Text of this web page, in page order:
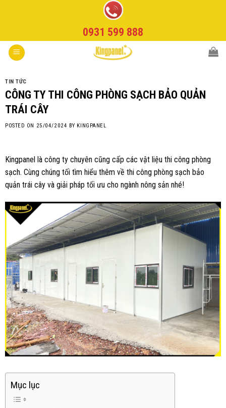
0931 599 888
TIN TỨC
CÔNG TY THI CÔNG PHÒNG SẠCH BẢO QUẢN
TRÁI CÂY
POSTED ON 25/04/2024 BY KINGPANEL
Kingpanel là công ty chuyên cũng cấp các vật liệu thi công phòng
sạch. Cùng chúng tối tìm hiểu thêm về thi công phòng sạch bảo
quản trái cây và giải pháp tối ưu cho ngành nông sản nhé!
Mục lục